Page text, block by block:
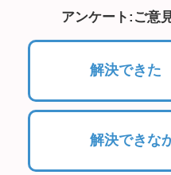
アンケート:ご意
解決できた
解決できな